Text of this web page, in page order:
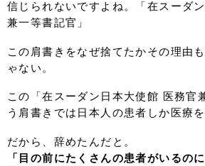
信じられないですよね。「在スーダ
兼一等書記官」
この肩書きをなぜ捨てたかその理由
ゃない。
この「在スーダン日本大使館 医務官
う肩書きでは日本人の患者しか医療を
だから、辞めたんだと。
「目の前にたくさんの患者がいるの